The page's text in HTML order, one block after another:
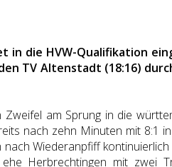
in die HVW-Qualifikation
TV Altenstadt (18:16)
am Sprung in die
nach zehn Minuten mit 8:1
Wiederanpfiff
Herbrechtingen mit zwei